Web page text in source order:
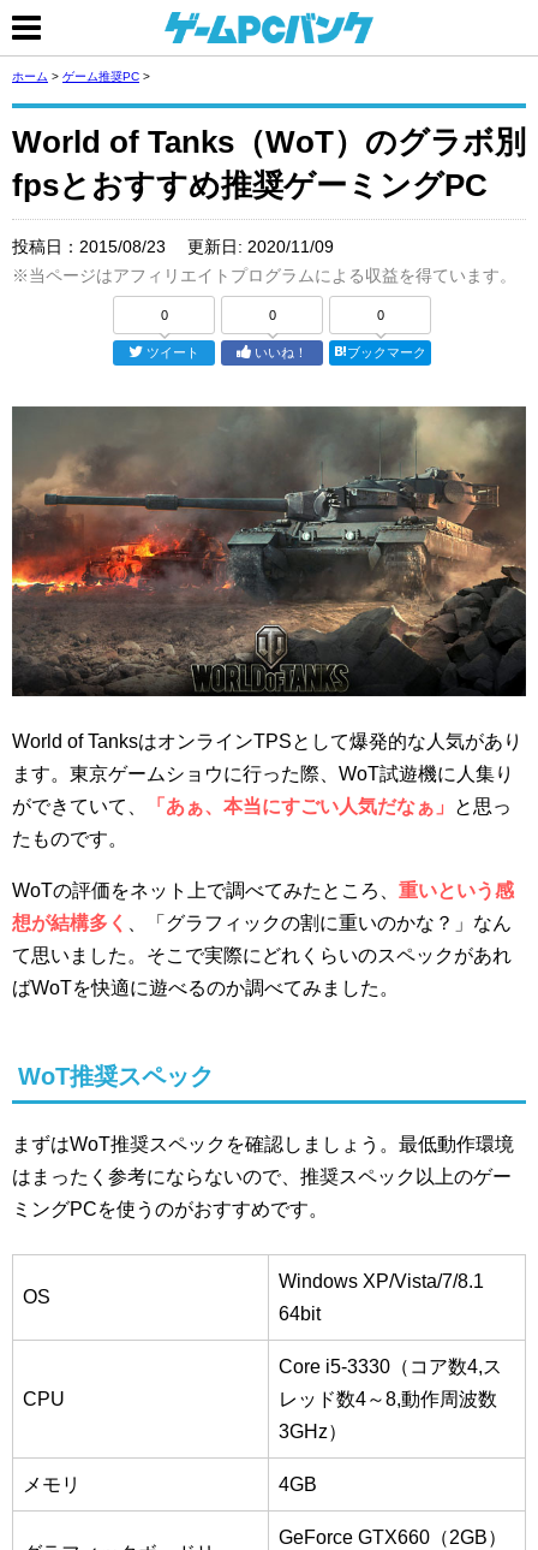
ホーム > ゲーム推奨PC >
World of Tanks（WoT）のグラボ別
fpsとおすすめ推奨ゲーミングPC
投稿日： 2015/08/23 更新日: 2020/11/09
※当ページはアフィリエイトプログラムによる収益を得ています。
0
ツイート
0
いいね！
0
ブックマーク
World of TanksはオンラインTPSとして爆発的な人気があり
ます。東京ゲームショウに行った際、WoT試遊機に人集り
ができていて、
「あぁ、本当にすごい人気だなぁ」
と思っ
たものです。
WoTの評価をネット上で調べてみたところ、 重いという感
想が結構多く
、「グラフィックの割に重いのかな？」なん
て思いました。そこで実際にどれくらいのスペックがあれ
ばWoTを快適に遊べるのか調べてみました。
WoT推奨スペック
まずはWoT推奨スペックを確認しましょう。最低動作環境
はまったく参考にならないので、推奨スペック以上のゲー
ミングPCを使うのがおすすめです。
OS
Windows XP/Vista/7/8.1
64bit
CPU
Core i5-3330（コア数4,ス
レッド数4～8,動作周波数
3GHz）
メモリ 4GB
GeForce GTX660（2GB）